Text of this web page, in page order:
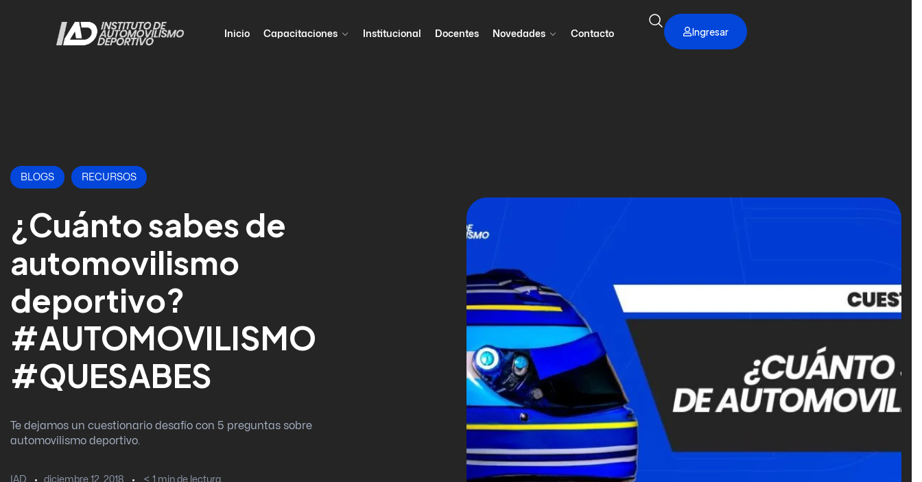
Inicio Capacitaciones Institucional Docentes Novedades Contacto Ingresar
BLOGS RECURSOS
¿Cuánto sabes de
automovilismo
deportivo?
#AUTOMOVILISMO
#QUESABES
Te dejamos un cuestionario desafío con 5 preguntas sobre
automovilismo deportivo.
IAD diciembre 12, 2018 < 1 min de lectura